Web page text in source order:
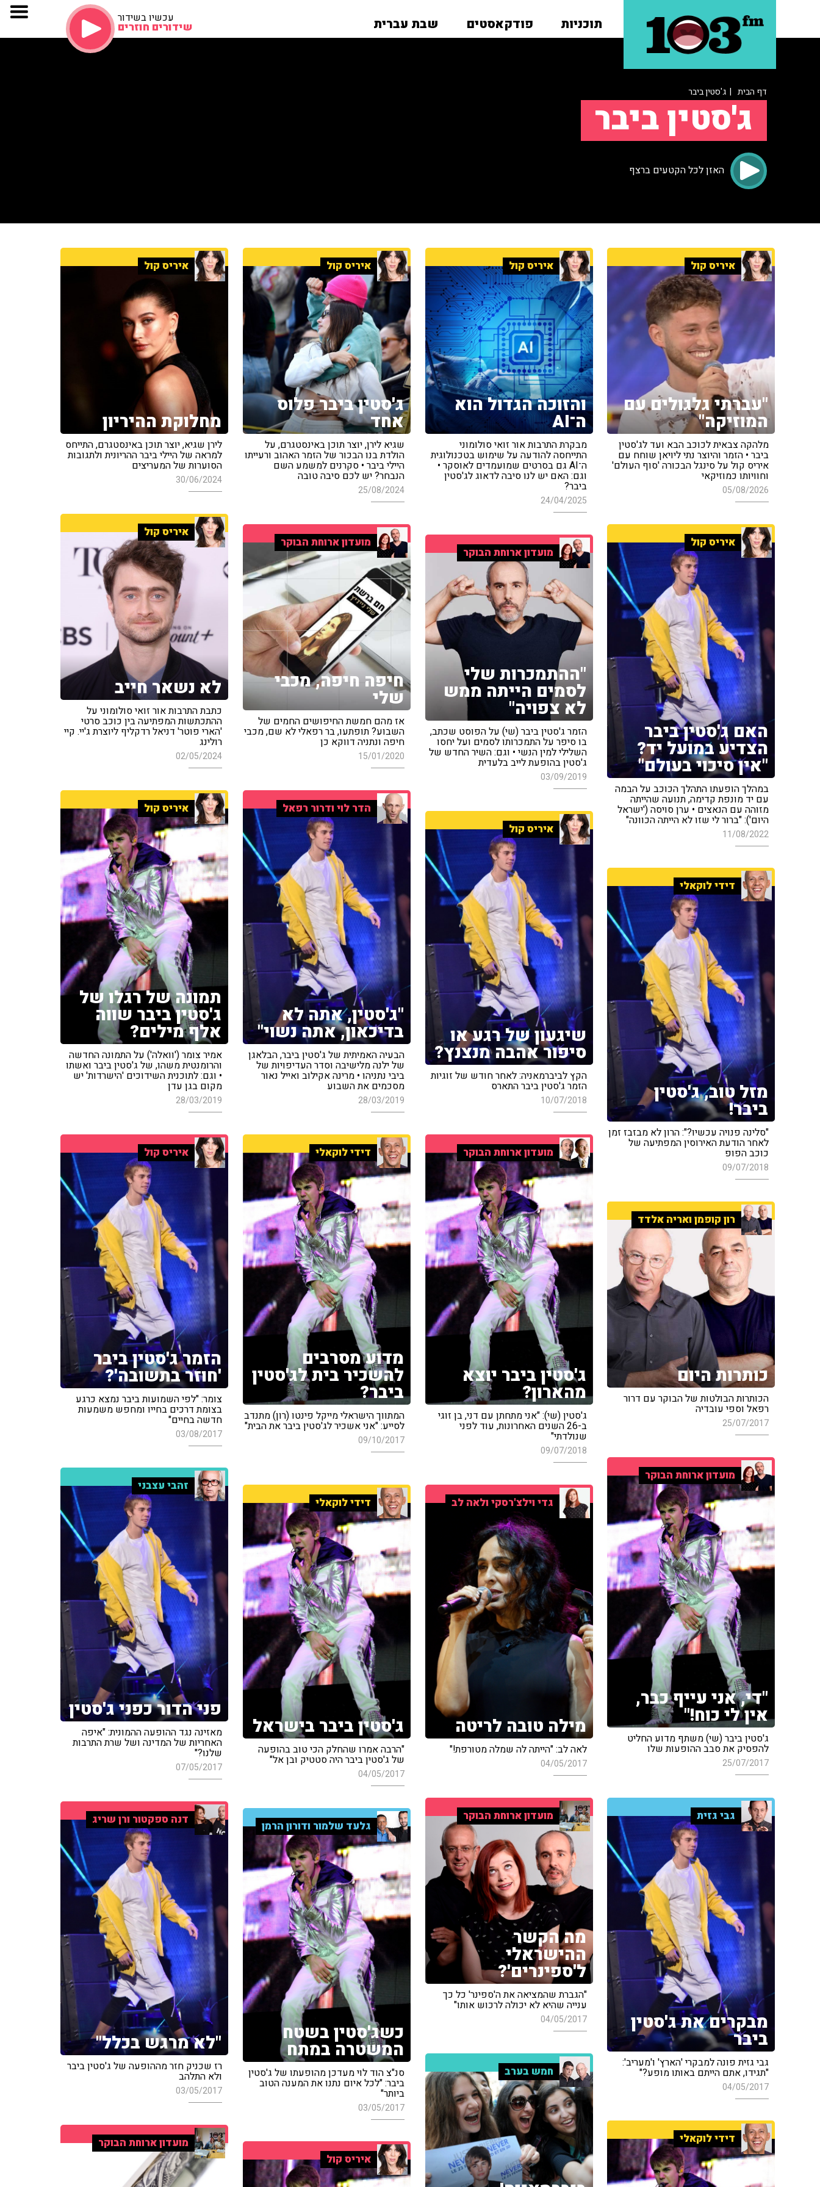
תוכניות פודקאסטים שבת עברית עכשיו בשידור
שידורים חוזרים
דף הבית | ג'סטין ביבר
ג'סטין ביבר
האזן לכל הקטעים ברצף
איריס קול
"עברתי גלגולים עם
המוזיקה"
מלהקה צבאית לכוכב הבא ועד לג'סטין
ביבר • הזמר והיוצר נתי ליויאן שוחח עם
איריס קול על סינגל הבכורה 'סוף העולם'
וחוויותו כמוזיקאי
05/08/2026
איריס קול
והזוכה הגדול הוא
ה־AI
מבקרת התרבות אור זואי סולומוני
התייחסה להודעה על שימוש בטכנולוגית
ה־AI גם בסרטים שמועמדים לאוסקר •
וגם: האם יש לנו סיבה לדאוג לג'סטין
ביבר?
24/04/2025
איריס קול
ג'סטין ביבר פלוס
אחד
שגיא לירן, יוצר תוכן באינסטגרם, על
הולדת בנו הבכור של הזמר האהוב ורעייתו
היילי ביבר • סקרנים למשמע השם
הנבחר? יש לכם סיבה טובה
25/08/2024
איריס קול
מחלוקת ההיריון
לירן שגיא, יוצר תוכן באינסטגרם, התייחס
למראה של היילי ביבר ההריונית ולתגובות
הסוערות של המעריצים
30/06/2024
איריס קול
לא נשאר חייב
כתבת התרבות אור זואי סולומוני על
ההתכתשות המפתיעה בין כוכב סרטי
'הארי פוטר' דניאל רדקליף ליוצרת ג'יי. קיי
רולינג
02/05/2024
איריס קול
האם ג'סטין ביבר
הצדיע במועל יד?
"אין סיכוי בעולם"
במהלך הופעתו התהלך הכוכב על הבמה
עם יד מונפת קדימה, תנועה שהייתה
מזוהה עם הנאצים • ערן סויסה ('ישראל
היום'): "ברור לי שזו לא הייתה הכוונה"
11/08/2022
מועדון ארוחת הבוקר
חיפה חיפה, מכבי
שלי
אז מהם חמשת החיפושים החמים של
השבוע? תופתעו, בר רפאלי לא שם, מכבי
חיפה ונתניה דווקא כן
15/01/2020
מועדון ארוחת הבוקר
"ההתמכרות שלי
לסמים הייתה ממש
לא צפויה"
הזמר ג'סטין ביבר (שי) על הפוסט שכתב,
בו סיפר על התמכרותו לסמים ועל יחסו
השלילי למין הנשי • וגם: השיר החדש של
ג'סטין בהופעת לייב בלעדית
03/09/2019
הדר לוי ודרור רפאל
"ג'סטין, אתה לא
בדיכאון, אתה נשוי"
הבעיה האמיתית של ג'סטין ביבר, הבלאגן
של ילנה מלישיבה וסדר העדיפויות של
ביבי נתניהו • מרינה אקילוב ואייל נאור
מסכמים את השבוע
28/03/2019
איריס קול
תמונה של רגלו של
ג'סטין ביבר שווה
אלף מילים?
אמיר צומר ('וואלה') על התמונה החדשה
והרומנטית משהו, של ג'סטין ביבר ואשתו
• וגם: לתוכנית השידוכים 'הישרדות' יש
מקום בגן עדן
28/03/2019
איריס קול
שיגעון של רגע או
סיפור אהבה מנצנץ?
הקץ לביברמאניה: לאחר חודש של זוגיות
הזמר ג'סטין ביבר התארס
10/07/2018
דידי לוקאלי
מזל טוב, ג'סטין
ביבר!
"סלינה פנויה עכשיו?": הרון לא מבזבז זמן
לאחר הודעת האירוסין המפתיעה של
כוכב הפופ
09/07/2018
מועדון ארוחת הבוקר
ג'סטין ביבר יוצא
מהארון?
ג'סטין (שי): "אני מתחתן עם דני, בן זוגי
ב-26 השנים האחרונות, עוד לפני
שנולדתי"
09/07/2018
דידי לוקאלי
מדוע מסרבים
להשכיר בית לג'סטין
ביבר?
המתווך הישראלי מייקל פינטו (רון) מתנדב
לסייע: "אני אשכיר לג'סטין ביבר את הבית"
09/10/2017
איריס קול
הזמר ג'סטין ביבר
'חוזר בתשובה'?
צומר: "לפי השמועות ביבר נמצא כרגע
בצומת דרכים בחייו ומחפש משמעות
חדשה בחיים"
03/08/2017
רון קופמן ואריה אלדד
כותרות היום
הכותרות הבולטות של הבוקר עם דרור
רפאל וספי עובדיה
25/07/2017
מועדון ארוחת הבוקר
"די, אני עייף כבר,
אין לי כוח!"
ג'סטין ביבר (שי) משתף מדוע החליט
להפסיק את סבב ההופעות שלו
25/07/2017
זהבי עצבני
פני הדור כפני ג'סטין
מאזינה נגד ההופעה ההמונית: "איפה
האחריות של המדינה ושל שרת התרבות
שלנו?"
07/05/2017
גדי וילצ'רסקי ולאה לב
מילה טובה לריטה
לאה לב: "הייתה לה שמלה מטורפת!"
04/05/2017
דידי לוקאלי
ג'סטין ביבר בישראל
"הרבה אמרו שהחלק הכי טוב בהופעה
של ג'סטין ביבר היה סטטיק ובן אל"
04/05/2017
גבי גזית
מבקרים את ג'סטין
ביבר
גבי גזית פונה למבקרי 'הארץ' ו'מעריב':
"תגידו, אתם הייתם באותו מופע?"
04/05/2017
מועדון ארוחת הבוקר
מה הקשר
ההישראלי
ל'ספינרים'?
"הגברת שהמציאה את ה'ספינר' כל כך
ענייה שהיא לא יכולה לרכוש אותו"
04/05/2017
דנה ספקטור ורן שריג
"לא מרגש בכלל"
רז שכניק חזר מההופעה של ג'סטין ביבר
ולא התלהב
03/05/2017
גלעד שלמור ודורון הרמן
כשג'סטין בשטח
המשטרה במתח
סנ"צ הוד לוי מעדכן מהופעתו של ג'סטין
ביבר: "לכל איום נתנו את המענה הטוב
ביותר"
03/05/2017
חמש בערב
דידי לוקאלי
מועדון ארוחת הבוקר
איריס קול